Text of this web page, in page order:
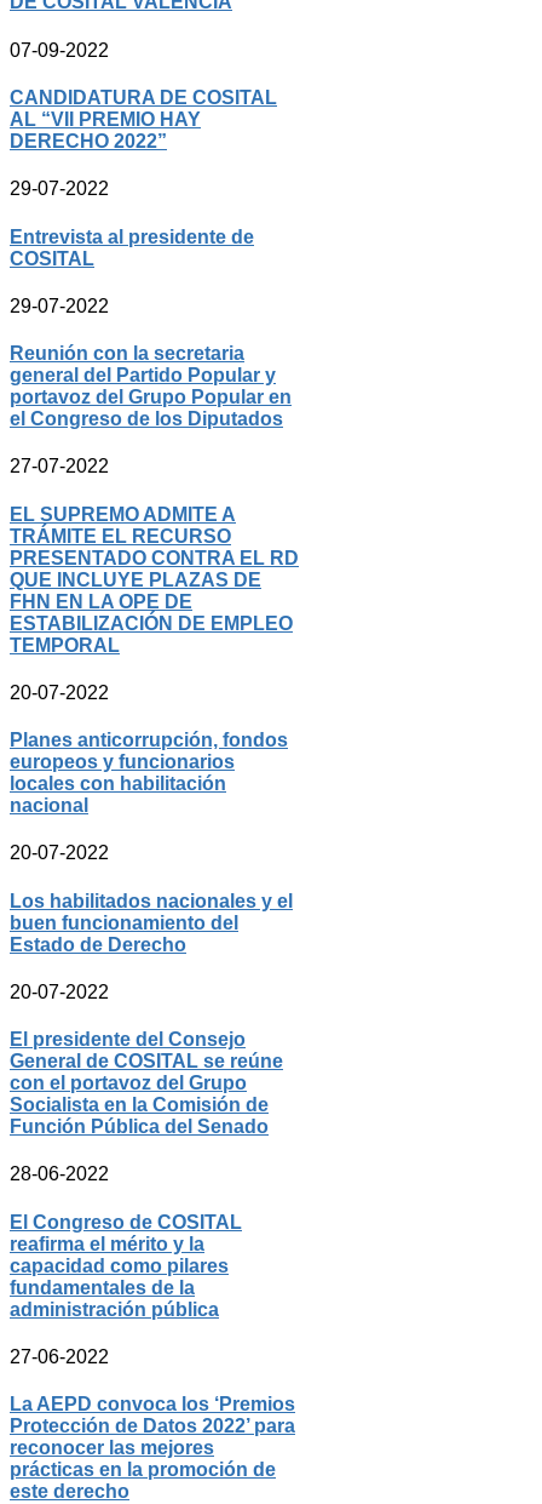
07-09-2022
CANDIDATURA DE COSITAL
AL “VII PREMIO HAY
DERECHO 2022”
29-07-2022
Entrevista al presidente de
COSITAL
29-07-2022
Reunión con la secretaria
general del Partido Popular y
portavoz del Grupo Popular en
el Congreso de los Diputados
27-07-2022
EL SUPREMO ADMITE A
TRÁMITE EL RECURSO
PRESENTADO CONTRA EL RD
QUE INCLUYE PLAZAS DE
FHN EN LA OPE DE
ESTABILIZACIÓN DE EMPLEO
TEMPORAL
20-07-2022
Planes anticorrupción, fondos
europeos y funcionarios
locales con habilitación
nacional
20-07-2022
Los habilitados nacionales y el
buen funcionamiento del
Estado de Derecho
20-07-2022
El presidente del Consejo
General de COSITAL se reúne
con el portavoz del Grupo
Socialista en la Comisión de
Función Pública del Senado
28-06-2022
El Congreso de COSITAL
reafirma el mérito y la
capacidad como pilares
fundamentales de la
administración pública
27-06-2022
La AEPD convoca los ‘Premios
Protección de Datos 2022’ para
reconocer las mejores
prácticas en la promoción de
este derecho